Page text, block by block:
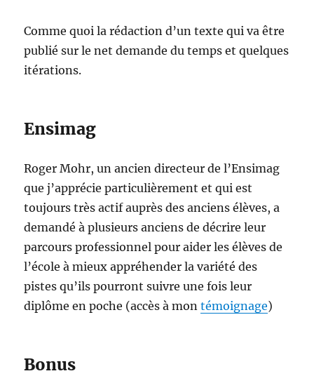
Comme quoi la rédaction d’un texte qui va être
publié sur le net demande du temps et quelques
itérations.
Ensimag
Roger Mohr, un ancien directeur de l’Ensimag
que j’apprécie particulièrement et qui est
toujours très actif auprès des anciens élèves, a
demandé à plusieurs anciens de décrire leur
parcours professionnel pour aider les élèves de
l’école à mieux appréhender la variété des
pistes qu’ils pourront suivre une fois leur
diplôme en poche (accès à montémoignage)
Bonus